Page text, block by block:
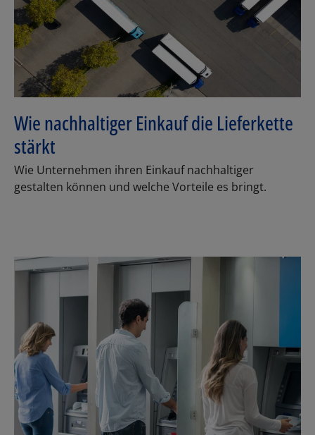
Wie nachhaltiger Einkauf die Lieferkette
stärkt
Wie Unternehmen ihren Einkauf nachhaltiger
gestalten können und welche Vorteile es bringt.